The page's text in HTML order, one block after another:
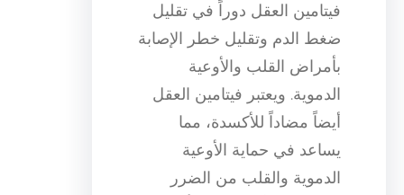
فيتامين العقل دوراً في تقليل
ضغط الدم وتقليل خطر الإصابة
بأمراض القلب والأوعية
الدموية. ويعتبر فيتامين العقل
أيضاً مضاداً للأكسدة، مما
يساعد في حماية الأوعية
الدموية والقلب من الضرر